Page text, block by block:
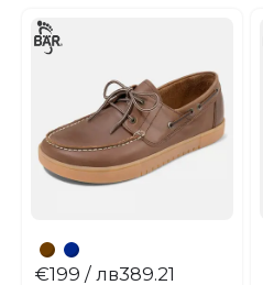
€199 / лв389.21